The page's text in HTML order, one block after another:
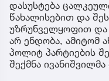
დასუსტება
წახალისებით და
უზრუნველყოფით და
არ ენდობა, ამიტომ
პოლიტ პარტიების
შექმნა